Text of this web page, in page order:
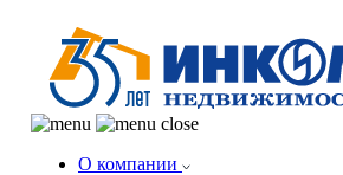
О компании